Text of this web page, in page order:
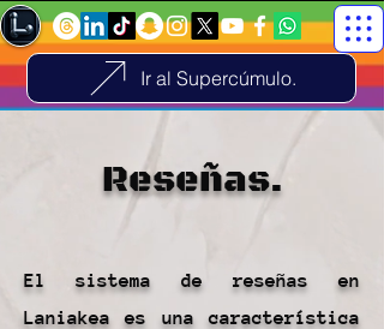
Ir al Supercúmulo.
Reseñas.
El sistema de reseñas en
Laniakea es una característica